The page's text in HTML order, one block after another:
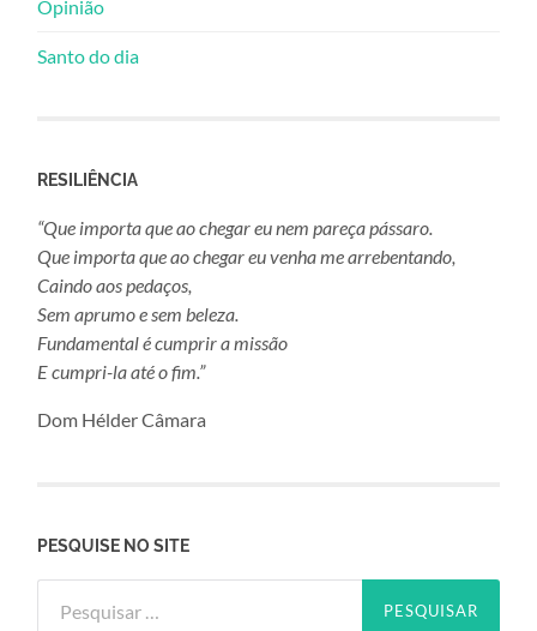
Opinião
Santo do dia
RESILIÊNCIA
“Que importa que ao chegar eu nem pareça pássaro.
Que importa que ao chegar eu venha me arrebentando,
Caindo aos pedaços,
Sem aprumo e sem beleza.
Fundamental é cumprir a missão
E cumpri-la até o fim.”
Dom Hélder Câmara
PESQUISE NO SITE
por: